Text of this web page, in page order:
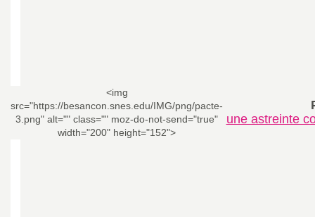
<img
src="https://besancon.snes.edu/IMG/png/pacte-
3.png" alt="" class="" moz-do-not-send="true"
width="200" height="152">
une astreinte